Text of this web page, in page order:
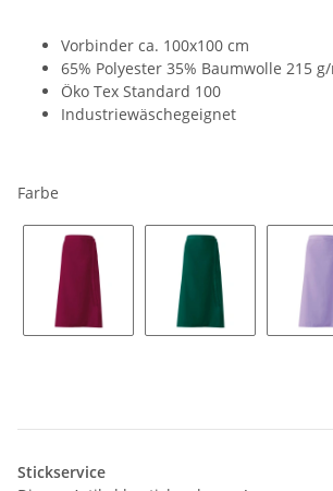
Vorbinder ca. 100x100 cm
65% Polyester 35% Baumwolle 215
Öko Tex Standard 100
Industriewäschegeignet
Farbe
Stickservice